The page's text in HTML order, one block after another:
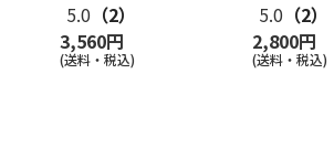
5.0 （2）
3,560円
(送料・税込)
5.0 （2）
2,800円
(送料・税込)